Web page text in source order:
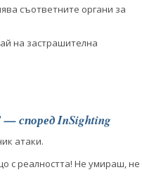
съответните органи за
на застрашителна
— според InSighting
атаки.
с реалността! Не умираш, не